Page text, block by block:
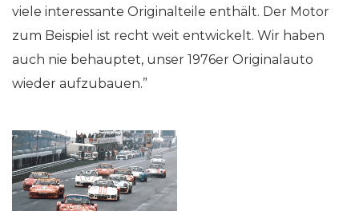
viele interessante Originalteile enthält. Der Motor
zum Beispiel ist recht weit entwickelt. Wir haben
auch nie behauptet, unser 1976er Originalauto
wieder aufzubauen.”